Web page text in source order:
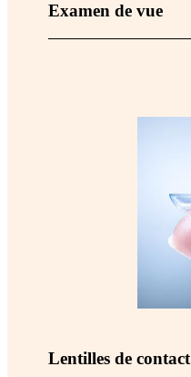
Examen de vue
Lentilles de contact